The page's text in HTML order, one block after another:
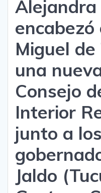
Alejandra
encabezó
Miguel
una
Consejo
Interior
junto a los
Jaldo